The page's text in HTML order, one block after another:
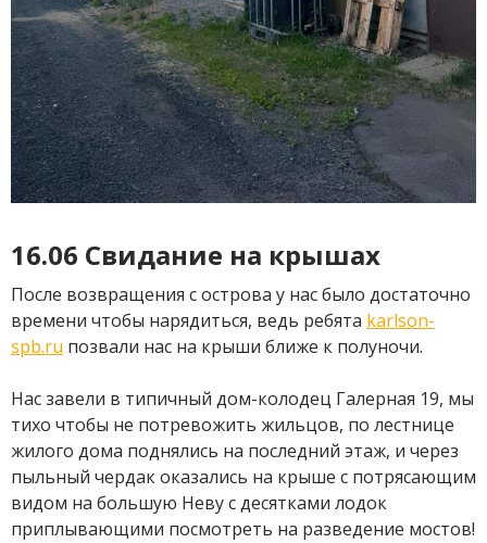
16.06 Свидание на крышах
После возвращения с острова у нас было достаточно
времени чтобы нарядиться, ведь ребята karlson-
spb.ru позвали нас на крыши ближе к полуночи.
Нас завели в типичный дом-колодец Галерная 19, мы
тихо чтобы не потревожить жильцов, по лестнице
жилого дома поднялись на последний этаж, и через
пыльный чердак оказались на крыше с потрясающим
видом на большую Неву с десятками лодок
приплывающими посмотреть на разведение мостов!